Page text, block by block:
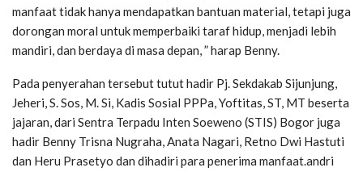
manfaat tidak hanya mendapatkan bantuan material, tetapi juga
dorongan moral untuk memperbaiki taraf hidup, menjadi lebih
mandiri, dan berdaya di masa depan, ” harap Benny.
Pada penyerahan tersebut tutut hadir Pj. Sekdakab Sijunjung,
Jeheri, S. Sos, M. Si, Kadis Sosial PPPa, Yoftitas, ST, MT beserta
jajaran, dari Sentra Terpadu Inten Soeweno (STIS) Bogor juga
hadir Benny Trisna Nugraha, Anata Nagari, Retno Dwi Hastuti
dan Heru Prasetyo dan dihadiri para penerima manfaat.andri